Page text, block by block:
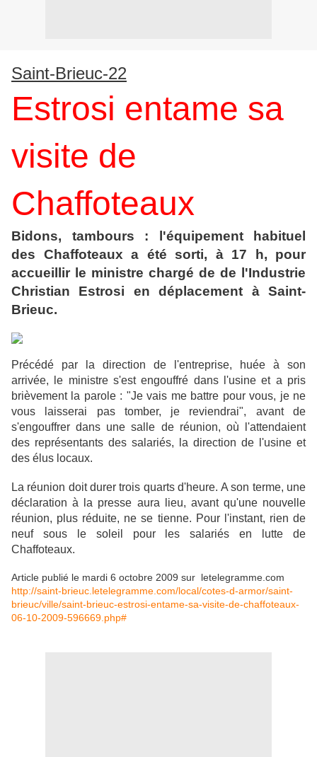
Saint-Brieuc-22
Estrosi entame sa
visite de
Chaffoteaux
Bidons, tambours : l'équipement habituel
des Chaffoteaux a été sorti, à 17 h, pour
accueillir le ministre chargé de de l'Industrie
Christian Estrosi en déplacement à Saint-
Brieuc.
Précédé par la direction de l'entreprise, huée à son
arrivée, le ministre s'est engouffré dans l'usine et a pris
brièvement la parole : "Je vais me battre pour vous, je ne
vous laisserai pas tomber, je reviendrai", avant de
s'engouffrer dans une salle de réunion, où l'attendaient
des représentants des salariés, la direction de l'usine et
des élus locaux.
La réunion doit durer trois quarts d'heure. A son terme, une
déclaration à la presse aura lieu, avant qu'une nouvelle
réunion, plus réduite, ne se tienne. Pour l'instant, rien de
neuf sous le soleil pour les salariés en lutte de
Chaffoteaux.
Article publié le mardi 6 octobre 2009 sur letelegramme.com
http://saint-brieuc.letelegramme.com/local/cotes-d-armor/saint-
brieuc/ville/saint-brieuc-estrosi-entame-sa-visite-de-chaffoteaux-
06-10-2009-596669.php#